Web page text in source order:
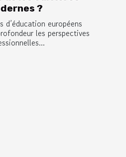
?
d’éducation européens
les perspectives